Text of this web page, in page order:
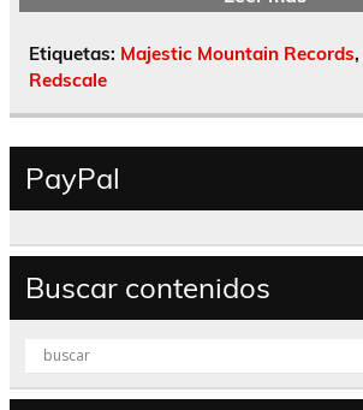
Etiquetas: Majestic Mountain Records,
Redscale
PayPal
Buscar contenidos